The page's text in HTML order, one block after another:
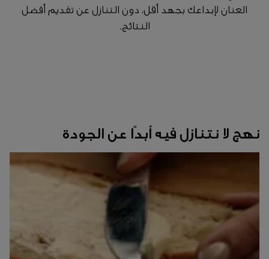
العنان لإبداعك بجهد أقل، دون التنازل عن تقديم أفضل
النتائج.
نهج لا نتنازل فيه أبدًا عن الجودة